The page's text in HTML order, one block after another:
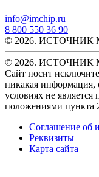
info@imchip.ru
8 800 550 36 90
© 2026. ИСТОЧНИК
© 2026. ИСТОЧНИК
Сайт носит
никакая информация,
условиях не
положениями пункта
Соглашение об
Реквизиты
Карта сайта